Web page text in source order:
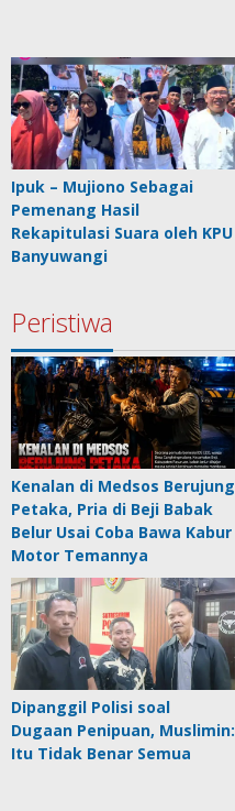
Ipuk – Mujiono Sebagai
Pemenang Hasil
Rekapitulasi Suara oleh KPU
Banyuwangi
Peristiwa
Kenalan di Medsos Berujung
Petaka, Pria di Beji Babak
Belur Usai Coba Bawa Kabur
Motor Temannya
Dipanggil Polisi soal
Dugaan Penipuan, Muslimin:
Itu Tidak Benar Semua